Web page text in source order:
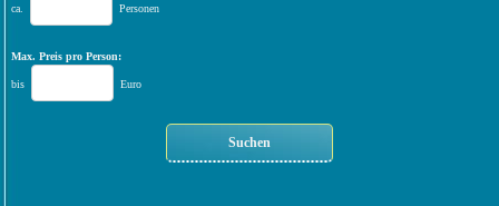
ca. Personen
Max. Preis pro Person:
bis Euro